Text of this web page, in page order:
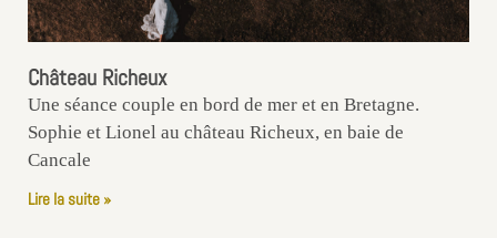
Château Richeux
Une séance couple en bord de mer et en Bretagne.
Sophie et Lionel au château Richeux, en baie de
Cancale
Lire la suite »